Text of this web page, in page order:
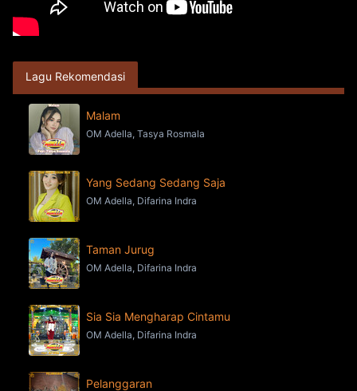
Lagu Rekomendasi
Malam
OM Adella, Tasya Rosmala
Yang Sedang Sedang Saja
OM Adella, Difarina Indra
Taman Jurug
OM Adella, Difarina Indra
Sia Sia Mengharap Cintamu
OM Adella, Difarina Indra
Pelanggaran